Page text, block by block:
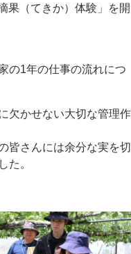
果（てきか）体験」を開
の1年の仕事の流れにつ
欠かせない大切な管理作
皆さんには余分な実を切
た。